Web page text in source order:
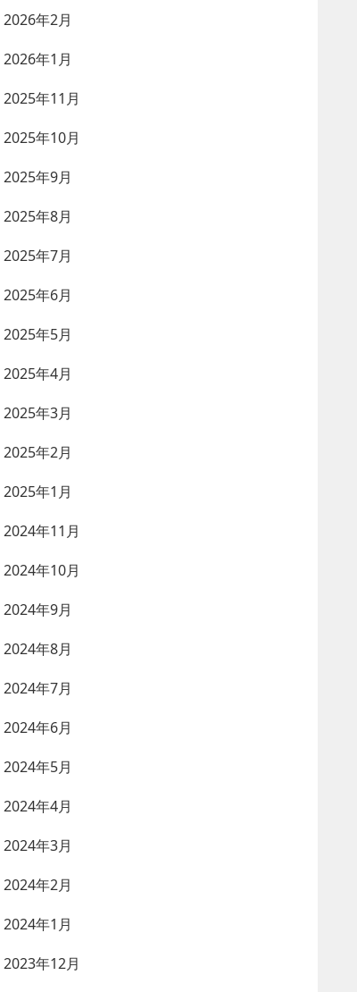
2026年2月
2026年1月
2025年11月
2025年10月
2025年9月
2025年8月
2025年7月
2025年6月
2025年5月
2025年4月
2025年3月
2025年2月
2025年1月
2024年11月
2024年10月
2024年9月
2024年8月
2024年7月
2024年6月
2024年5月
2024年4月
2024年3月
2024年2月
2024年1月
2023年12月